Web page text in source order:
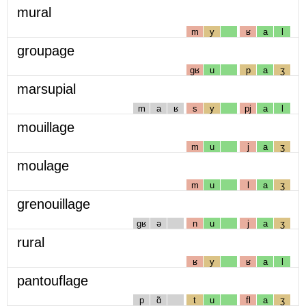
mural
m y ʁ a l
groupage
gʁ u p a ʒ
marsupial
m a ʁ s y pj a l
mouillage
m u j a ʒ
moulage
m u l a ʒ
grenouillage
gʁ ə n u j a ʒ
rural
ʁ y ʁ a l
pantouflage
p ɑ̃ t u fl a ʒ